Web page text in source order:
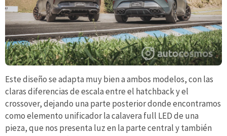
Este diseño se adapta muy bien a ambos modelos, con las
claras diferencias de escala entre el hatchback y el
crossover, dejando una parte posterior donde encontramos
como elemento unificador la calavera full LED de una
pieza, que nos presenta luz en la parte central y también